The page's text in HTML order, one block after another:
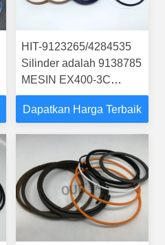
HIT-9123265/4284535
Silinder adalah 9138785
MESIN EX400-3C
EXCAVATOR
STEERING BOOM ARM
Dapatkan Harga Terbaik